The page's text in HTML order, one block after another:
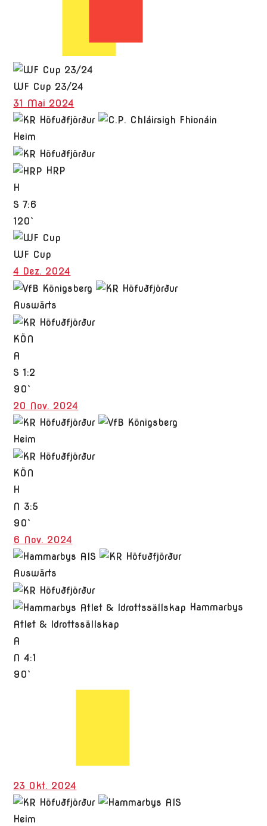
WF Cup 23/24
31 Mai 2024
Heim
HRP
H
S 7:6
120`
WF Cup
4 Dez. 2024
Auswärts
KÖN
A
S 1:2
90`
20 Nov. 2024
Heim
KÖN
H
N 3:5
90`
6 Nov. 2024
Auswärts
Hammarbys
Atlet & Idrottssällskap
A
N 4:1
90`
23 Okt. 2024
Heim